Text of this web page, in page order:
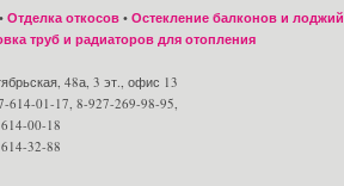
• Отделка откосов• Остекление балконов и лоджий
труб и радиаторов для отопления
48а, 3 эт., офис 13
614-01-17, 8-927-269-98-95,
00-18
32-88